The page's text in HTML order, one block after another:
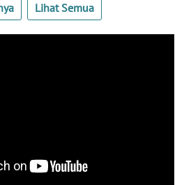
Lihat Semua